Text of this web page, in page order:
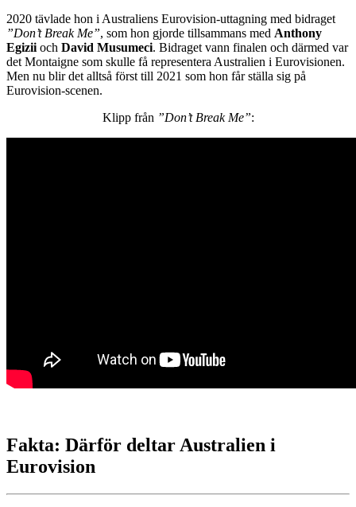
2020 tävlade hon i Australiens Eurovision-uttagning med bidraget
”Don’t Break Me”, som hon gjorde tillsammans med Anthony
Egizii och David Musumeci. Bidraget vann finalen och därmed var
det Montaigne som skulle få representera Australien i Eurovisionen.
Men nu blir det alltså först till 2021 som hon får ställa sig på
Eurovision-scenen.
Klipp från ”Don’t Break Me”:
Fakta: Därför deltar Australien i
Eurovision